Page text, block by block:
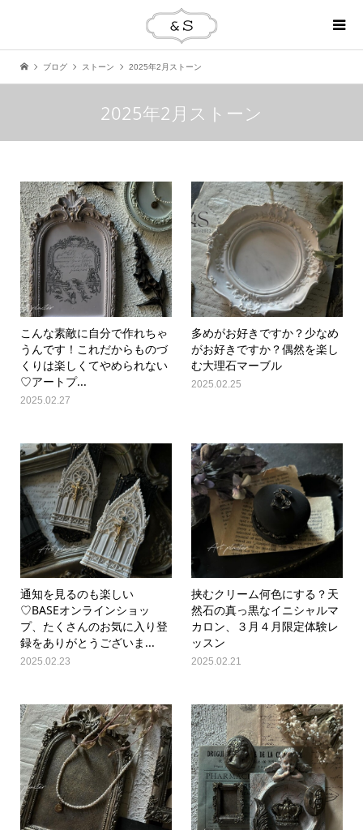
ブログ ストーン 2025年2月ストーン
2025年2月ストーン
こんな素敵に自分で作れちゃ
うんです！これだからものづ
くりは楽しくてやめられない︎
♡アートプ...
2025.02.27
多めがお好きですか？少なめ
がお好きですか？偶然を楽し
む大理石マーブル
2025.02.25
通知を見るのも楽しい
♡BASEオンラインショッ
プ、たくさんのお気に入り登
録をありがとうございま...
2025.02.23
挟むクリーム何色にする？天
然石の真っ黒なイニシャルマ
カロン、３月４月限定体験レ
ッスン
2025.02.21